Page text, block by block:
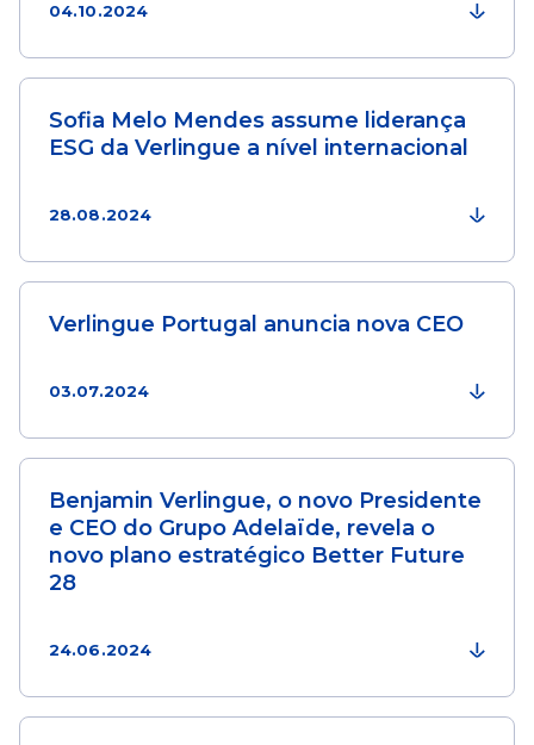
04.10.2024
Sofia Melo Mendes assume liderança
ESG da Verlingue a nível internacional
28.08.2024
Verlingue Portugal anuncia nova CEO
03.07.2024
Benjamin Verlingue, o novo Presidente
e CEO do Grupo Adelaïde, revela o
novo plano estratégico Better Future
28
24.06.2024